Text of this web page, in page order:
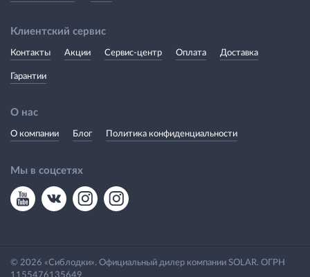
Клиентский сервис
Контакты Акции Сервис-центр Оплата Доставка
Гарантии
О нас
О компании Блог Политика конфиденциальности
Мы в соцсетях
© 2026 «Сиблодки». Официальный дилер компании SOLAR. ОГРН